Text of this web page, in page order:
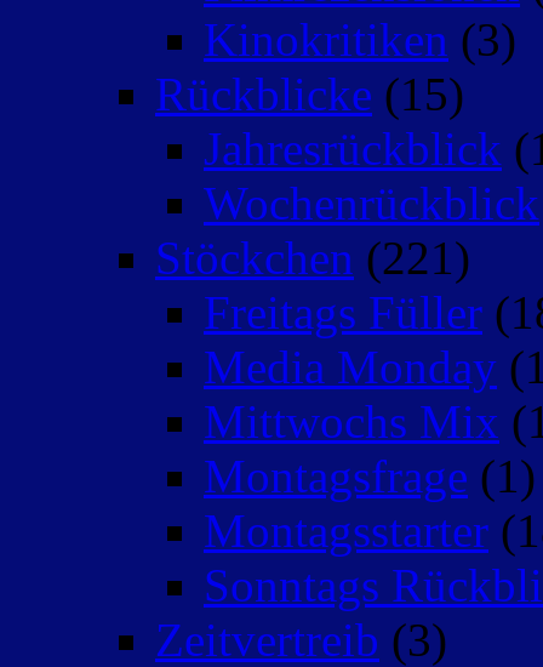
Kinokritiken (3)
Rückblicke (15)
Jahresrückblick
Wochenrückblick
Stöckchen (221)
Freitags Füller
Media Monday
Mittwochs Mix
Montagsfrage (1)
Montagsstarter
Sonntags
Zeitvertreib (3)